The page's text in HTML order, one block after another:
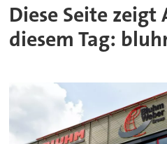
Diese Seite zeigt
diesem Tag: